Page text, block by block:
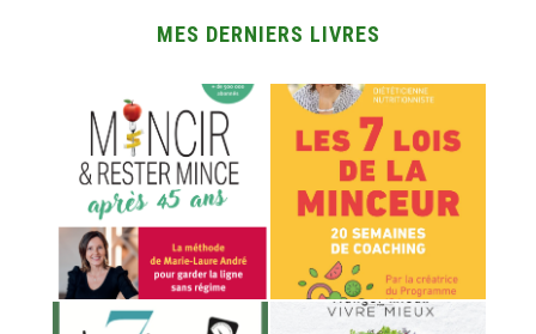
MES DERNIERS LIVRES